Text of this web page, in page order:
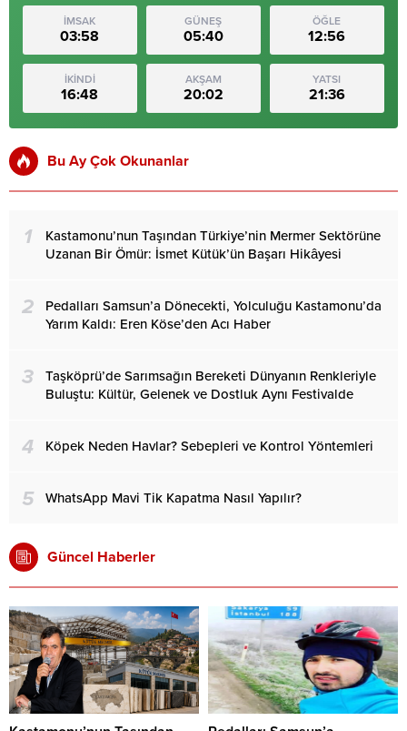
İMSAK
03:58
GÜNEŞ
05:40
ÖĞLE
12:56
İKİNDİ
16:48
AKŞAM
20:02
YATSI
21:36
Bu Ay Çok Okunanlar
1
Kastamonu’nun Taşından Türkiye’nin Mermer Sektörüne
Uzanan Bir Ömür: İsmet Kütük’ün Başarı Hikâyesi
2
Pedalları Samsun’a Dönecekti, Yolculuğu Kastamonu’da
Yarım Kaldı: Eren Köse’den Acı Haber
3
Taşköprü’de Sarımsağın Bereketi Dünyanın Renkleriyle
Buluştu: Kültür, Gelenek ve Dostluk Aynı Festivalde
4 Köpek Neden Havlar? Sebepleri ve Kontrol Yöntemleri
5 WhatsApp Mavi Tik Kapatma Nasıl Yapılır?
Güncel Haberler